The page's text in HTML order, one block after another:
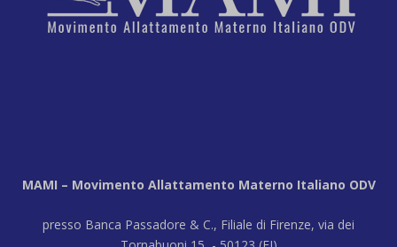
MAMI – Movimento Allattamento Materno Italiano ODV
presso Banca Passadore & C., Filiale di Firenze, via dei